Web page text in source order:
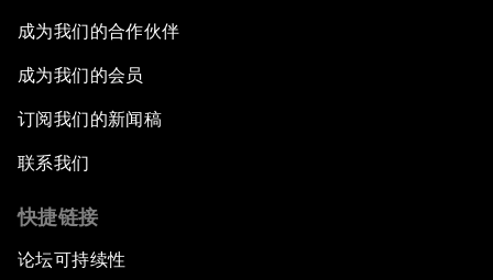
成为我们的合作伙伴
成为我们的会员
订阅我们的新闻稿
联系我们
快捷链接
论坛可持续性